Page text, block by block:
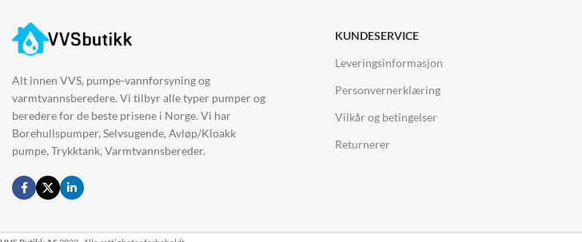
Alt innen VVS, pumpe-vannforsyning og
varmtvannsberedere. Vi tilbyr alle typer pumper og
beredere for de beste prisene i Norge. Vi har
Borehullspumper, Selvsugende, Avløp/Kloakk
pumpe, Trykktank, Varmtvannsbereder.
KUNDESERVICE
Leveringsinformasjon
Personvernerklæring
Vilkår og betingelser
Returnerer